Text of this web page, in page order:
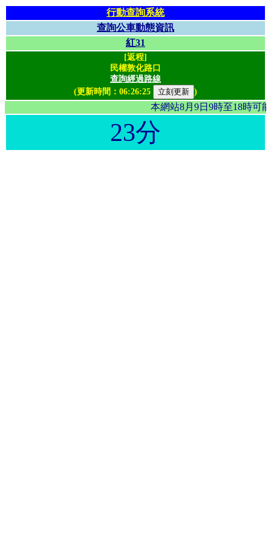
行動查詢系統
查詢公車動態資訊
紅31
[返程]
民權敦化路口
查詢經過路線
(更新時間： 06:26:25 )
本網站8月9日9時至18
23分